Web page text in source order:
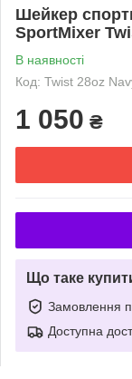
Шейкер
SportMixer
В наявності
Код: Twist 28oz
1 050 ₴
Що таке
Замовлення
Доступна